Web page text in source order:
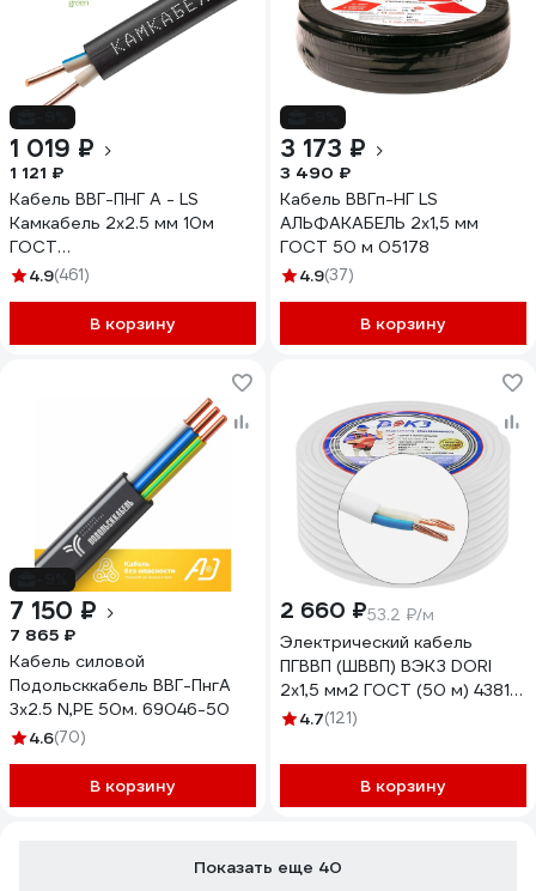
1 019 ₽
1 121 ₽
Кабель ВВГ-ПНГ А - LS
Камкабель 2x2.5 мм 10м
ГОСТ
1157К20HD00070А0010М
4.9(461)
В корзину
3 173 ₽
3 490 ₽
Кабель ВВГп-НГ LS
АЛЬФАКАБЕЛЬ 2х1,5 мм
ГОСТ 50 м 05178
4.9(37)
В корзину
7 150 ₽
7 865 ₽
Кабель силовой
Подольсккабель ВВГ-ПнгА
3х2.5 N,PE 50м. 69046-50
4.6(70)
В корзину
2 660 ₽53.2 ₽/м
Электрический кабель
ПГВВП (ШВВП) ВЭКЗ DORI
2x1,5 мм2 ГОСТ (50 м) 43812
VEKZ00263
4.7(121)
В корзину
Показать еще 40